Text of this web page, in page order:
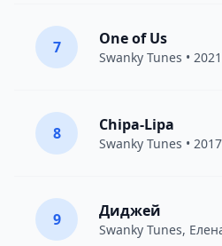
7 One of Us
Swanky Tunes • 2021
8 Chipa-Lipa
Swanky Tunes • 2017
9 Диджей
Swanky Tunes,